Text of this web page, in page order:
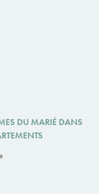
DU MARIÉ DANS